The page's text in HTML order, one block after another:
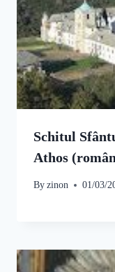
Schitul
Athos
Byzinon 01/03/